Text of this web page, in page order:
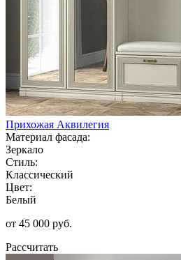
Прихожая Аквилегия
Материал фасада:
Зеркало
Стиль:
Классический
Цвет:
Белый
от 45 000 руб.
Рассчитать